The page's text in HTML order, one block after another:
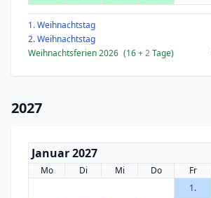
1. Weihnachtstag
2. Weihnachtstag
Weihnachtsferien 2026 (16+ 2Tage)
2027
Januar 2027
Mo Di Mi Do Fr
1.